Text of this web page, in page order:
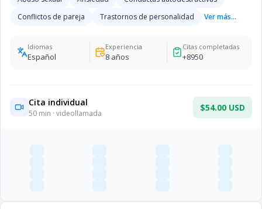
Conflictos de pareja
Trastornos de personalidad Ver más...
Idiomas
Español
Experiencia
8años
Citas completadas
+8950
Cita individual
50 min · videollamada
$54.00 USD